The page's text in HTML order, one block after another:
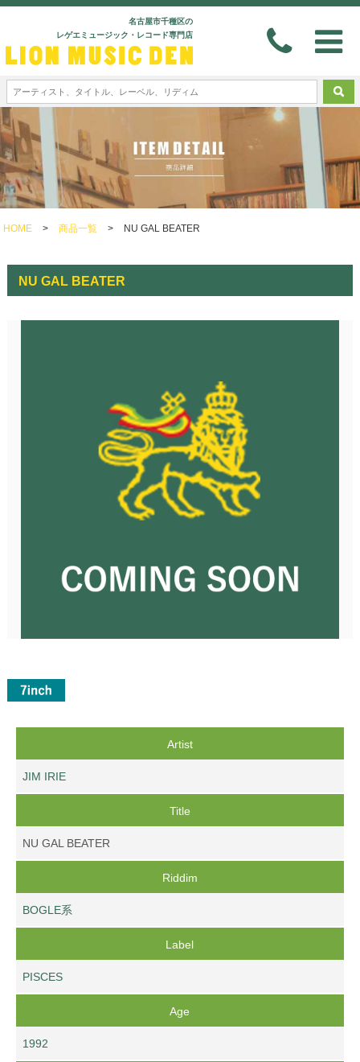
名古屋市千種区の
レゲエミュージック・レコード専門店
HOME > 商品一覧 > NU GAL BEATER
NU GAL BEATER
Artist
JIM IRIE
Title
NU GAL BEATER
Riddim
BOGLE系
Label
PISCES
Age
1992